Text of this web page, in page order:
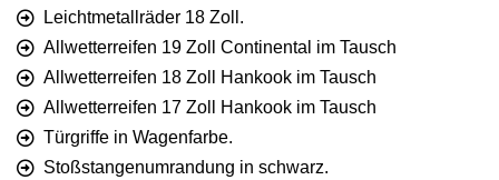
Leichtmetallräder 18 Zoll.
Allwetterreifen 19 Zoll Continental im Tausch
Allwetterreifen 18 Zoll Hankook im Tausch
Allwetterreifen 17 Zoll Hankook im Tausch
Türgriffe in Wagenfarbe.
Stoßstangenumrandung in schwarz.